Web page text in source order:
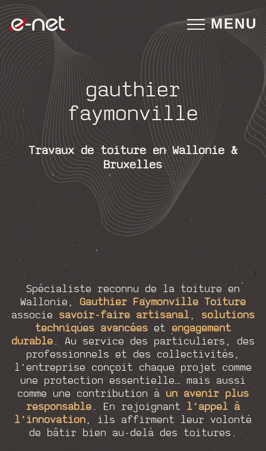
MENU
gauthier
faymonville
Travaux de toiture en Wallonie &
Bruxelles
Spécialiste reconnu de la toiture en
Wallonie, Gauthier Faymonville Toiture
associe savoir-faire artisanal, solutions
techniques avancées et engagement
durable. Au service des particuliers, des
professionnels et des collectivités,
l’entreprise conçoit chaque projet comme
une protection essentielle… mais aussi
comme une contribution à un avenir plus
responsable. En rejoignant l’appel à
l’innovation, ils affirment leur volonté
de bâtir bien au-delà des toitures.